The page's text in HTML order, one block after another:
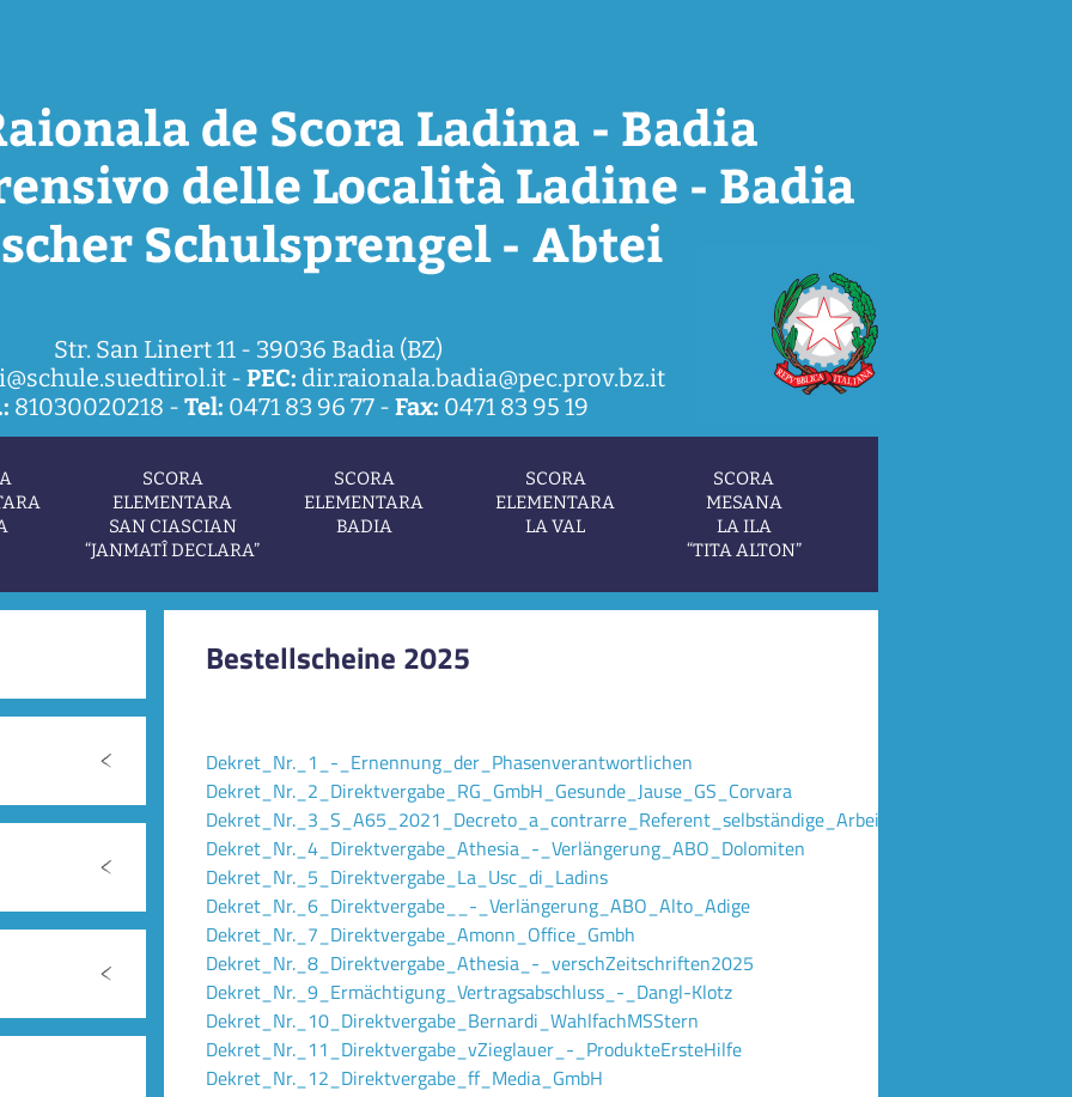
Str. San Linert 11 - 39036 Badia (BZ)
- PEC: dir.raionala.badia@pec.prov.bz.it
81030020218 - Tel: 0471 83 96 77 - Fax: 0471 83 95 19
SCORA
ELEMENTARA
SAN CIASCIAN
“JANMATÎ DECLARA”
SCORA
ELEMENTARA
BADIA
SCORA
ELEMENTARA
LA VAL
SCORA
MESANA
LA ILA
“TITA ALTON”
Bestellscheine 2025
Dekret_Nr._1_-_Ernennung_der_Phasenverantwortlichen
Dekret_Nr._2_Direktvergabe_RG_GmbH_Gesunde_Jause_GS_Corvara
Dekret_Nr._3_S_A65_2021_Decreto_a_contrarre_Referent_selbständige_Arbeit_Direktvergabe
Dekret_Nr._4_Direktvergabe_Athesia_-_Verlängerung_ABO_Dolomiten
Dekret_Nr._5_Direktvergabe_La_Usc_di_Ladins
Dekret_Nr._6_Direktvergabe__-_Verlängerung_ABO_Alto_Adige
Dekret_Nr._7_Direktvergabe_Amonn_Office_Gmbh
Dekret_Nr._8_Direktvergabe_Athesia_-_verschZeitschriften2025
Dekret_Nr._9_Ermächtigung_Vertragsabschluss_-_Dangl-Klotz
Dekret_Nr._10_Direktvergabe_Bernardi_WahlfachMSStern
Dekret_Nr._11_Direktvergabe_vZieglauer_-_ProdukteErsteHilfe
Dekret_Nr._12_Direktvergabe_ff_Media_GmbH